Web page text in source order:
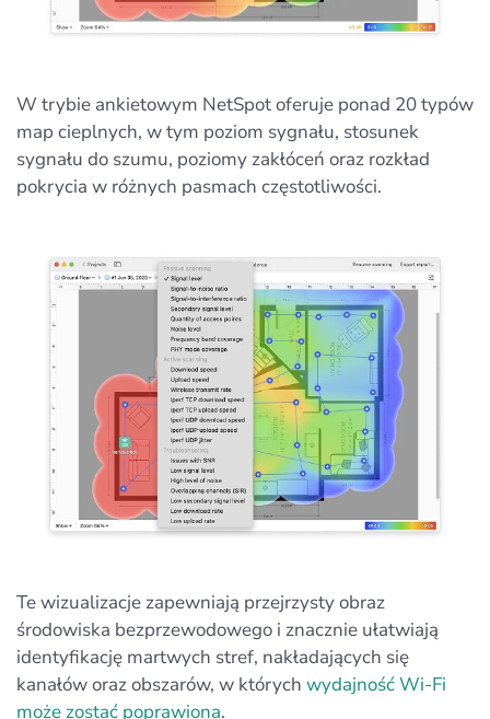
W trybie ankietowym NetSpot oferuje ponad 20 typów
map cieplnych, w tym poziom sygnału, stosunek
sygnału do szumu, poziomy zakłóceń oraz rozkład
pokrycia w różnych pasmach częstotliwości.
Te wizualizacje zapewniają przejrzysty obraz
środowiska bezprzewodowego i znacznie ułatwiają
identyfikację martwych stref, nakładających się
kanałów oraz obszarów, w których wydajność Wi-Fi
może zostać poprawiona.